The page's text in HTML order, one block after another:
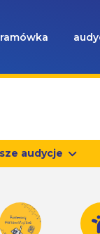
ramówka
audycje